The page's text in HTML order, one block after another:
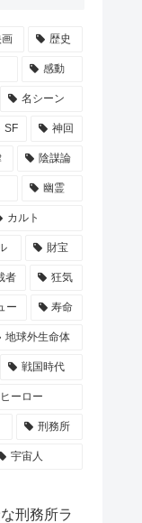
歴史
感動
名シーン
SF 神回
陰謀論
幽霊
カルト
財宝
者 狂気
ー 寿命
地球外生命体
戦国時代
ヒーロー
刑務所
宇宙人
刑務所ラ